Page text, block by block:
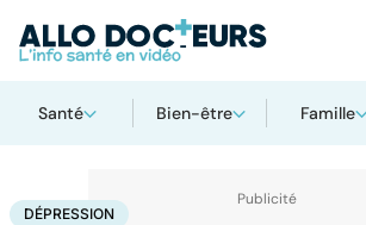
Santé Bien-être Famille
AccueilSantéMaladies Dépression
DÉPRESSION